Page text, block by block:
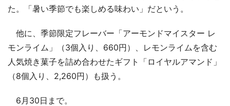
た。「暑い季節でも楽しめる味わい」だという。
他に、季節限定フレーバー「アーモンドマイスター レ
モンライム」（3個入り、660円）、レモンライムを含む
人気焼き菓子を詰め合わせたギフト「ロイヤルアマンド」
（8個入り、2,260円）も扱う。
6月30日まで。